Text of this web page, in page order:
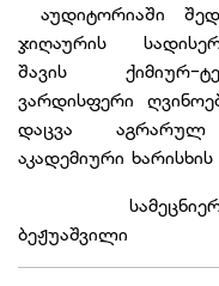
აუდიტორიაში
ჯიღაურის
შავის ქიმიურ-
ვარდისფერი
დაცვა აგრარულ
აკადემიური
სამეცნიერო
ბეჟუაშვილი